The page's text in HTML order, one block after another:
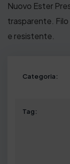
Nuovo Ester
trasparente.
e resistente.
Categoria:
Tag: